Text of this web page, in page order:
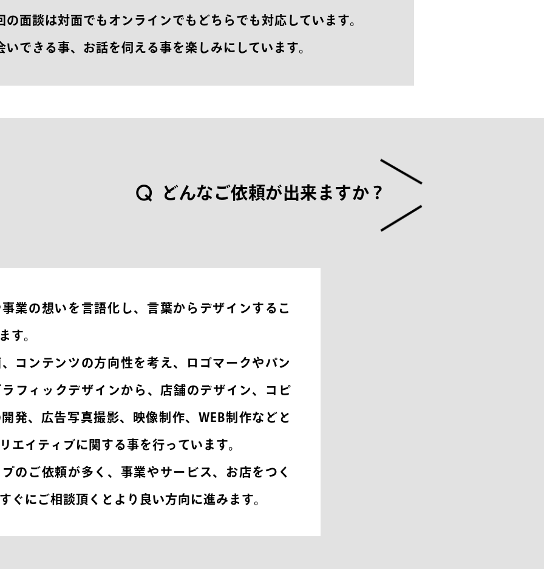
の面談は対面でもオンラインでもどちらでも対応しています。
いできる事、お話を伺える事を楽しみにしています。
Q どんなご依頼が出来 ま すか ？
業の想いを言語化し、言葉からデザインするこ
す。
コンテンツの方向性を考え、ロゴマークやパン
フィックデザインから、店舗のデザイン、コピ
発、広告写真撮影、映像制作、WEB制作などと
エイティブに関する事を行っています。
のご依頼が多く、事業やサービス、お店をつく
ぐにご相談頂くとより良い方向に進みます。